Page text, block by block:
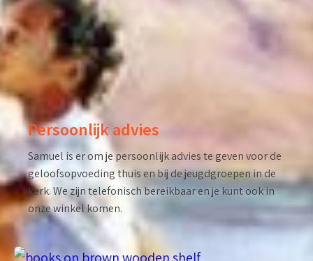
Persoonlijk advies
Samuel is er om je persoonlijk advies te geven voor de
geloofsopvoeding thuis en bij de jeugdgroepen in de
kerk. We zijn telefonisch bereikbaar en je kunt ook in
onze winkel komen.